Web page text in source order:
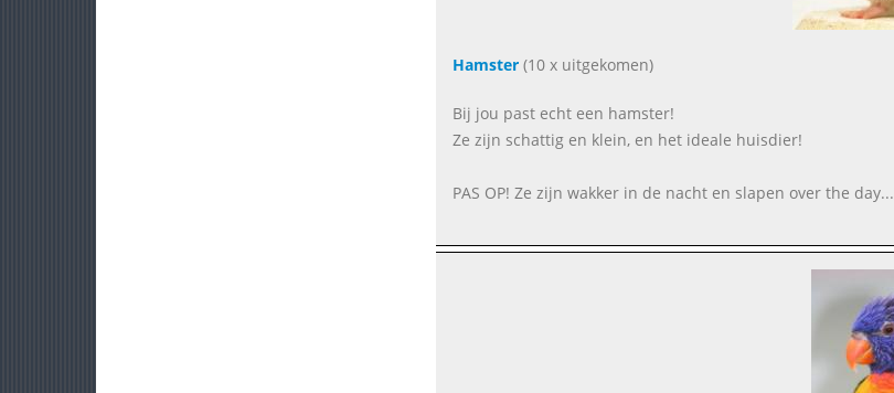
Hamster(10 x uitgekomen)
Bij jou past echt een hamster!
Ze zijn schattig en klein, en het ideale huisdier!
PAS OP! Ze zijn wakker in de nacht en slapen over the day...